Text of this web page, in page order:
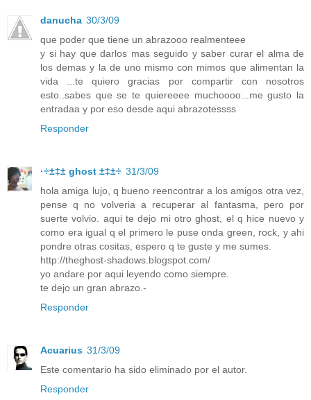
danucha 30/3/09
que poder que tiene un abrazooo realmenteee
y si hay que darlos mas seguido y saber curar el alma de
los demas y la de uno mismo con mimos que alimentan la
vida ...te quiero gracias por compartir con nosotros
esto..sabes que se te quiereeee muchoooo...me gusto la
entradaa y por eso desde aqui abrazotessss
Responder
·÷±‡± ghost ±‡±÷ 31/3/09
hola amiga lujo, q bueno reencontrar a los amigos otra vez,
pense q no volveria a recuperar al fantasma, pero por
suerte volvio. aqui te dejo mi otro ghost, el q hice nuevo y
como era igual q el primero le puse onda green, rock, y ahi
pondre otras cositas, espero q te guste y me sumes.
http://theghost-shadows.blogspot.com/
yo andare por aqui leyendo como siempre.
te dejo un gran abrazo.-
Responder
Acuarius 31/3/09
Este comentario ha sido eliminado por el autor.
Responder